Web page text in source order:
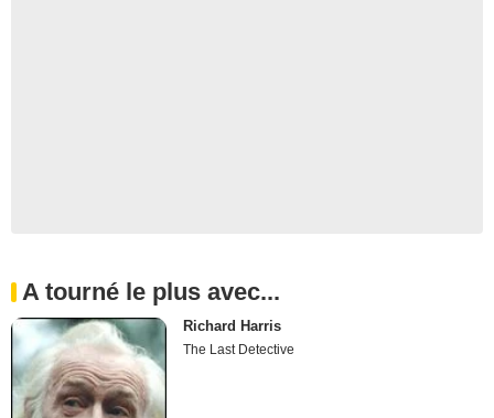
A tourné le plus avec...
Richard Harris
The Last Detective